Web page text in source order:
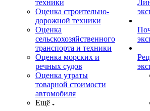
техники
Оценка строительно-
дорожной техники
Оценка
сельскохозяйственного
транспорта и техники
Оценка морских и
речных судов
Оценка утраты
товарной стоимости
автомобиля
Ещё